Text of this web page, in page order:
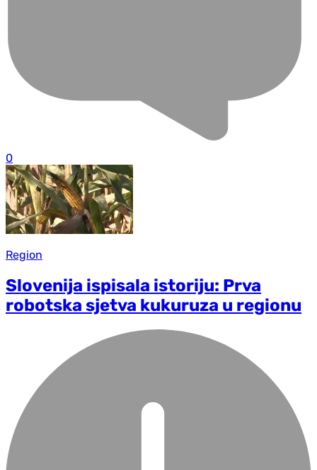
0
Region
Slovenija ispisala istoriju: Prva
robotska sjetva kukuruza u regionu